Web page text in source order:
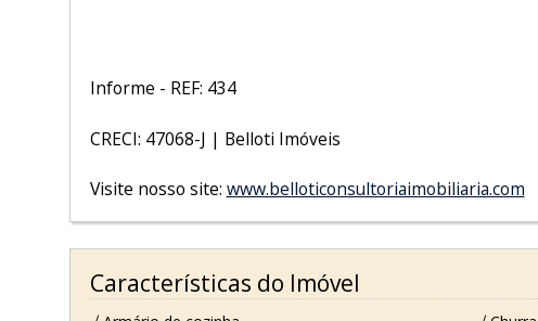
Informe - REF: 434
CRECI: 47068-J | Belloti Imóveis
Visite nosso site: www.belloticonsultoriaimobiliaria.com
Características do Imóvel